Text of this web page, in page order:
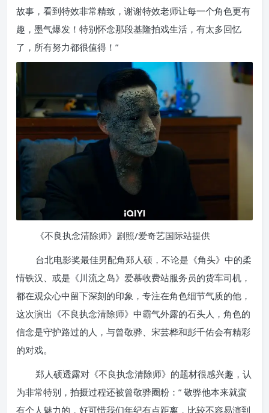
故事，看到特效非常精致，谢谢特效老师让每一个角色更有
趣，墨气爆发！特别怀念那段基隆拍戏生活，有太多回忆
了，所有努力都很值得！”
《不良执念清除师》剧照/爱奇艺国际站提供
台北电影奖最佳男配角郑人硕，不论是《角头》中的柔
情铁汉、或是《川流之岛》爱慕收费站服务员的货车司机，
都在观众心中留下深刻的印象，专注在角色细节气质的他，
这次演出《不良执念清除师》中霸气外露的石头人，角色的
信念是守护路过的人，与曾敬骅、宋芸桦和彭千佑会有精彩
的对戏。
郑人硕透露对《不良执念清除师》的题材很感兴趣，认
为非常特别，拍摄过程还被曾敬骅圈粉：” 敬骅他本来就蛮
有个人魅力的，好可惜我们年纪有点距离，比较不容易演到